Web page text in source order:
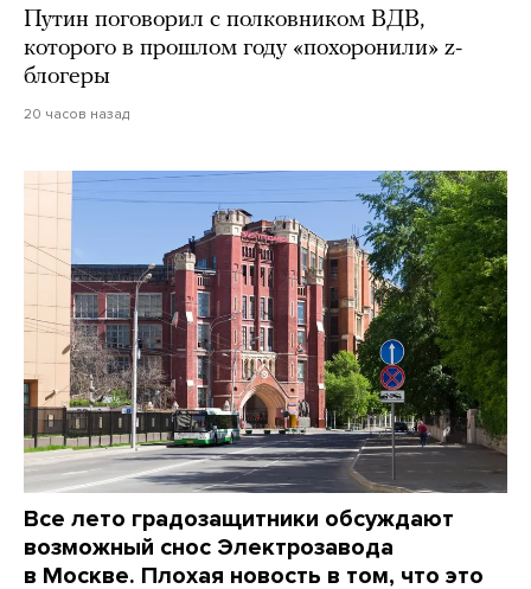
Путин поговорил с полковником ВДВ,
которого в прошлом году «похоронили» z-
блогеры
20 часов назад
Все лето градозащитники обсуждают
возможный снос Электрозавода
в Москве. Плохая новость в том, что это